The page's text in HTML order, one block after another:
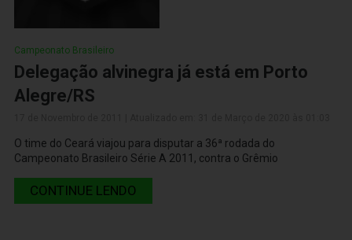
Campeonato Brasileiro
Delegação alvinegra já está em Porto
Alegre/RS
O time do Ceará viajou para disputar a 36ª rodada do
Campeonato Brasileiro Série A 2011, contra o Grêmio
CONTINUE LENDO